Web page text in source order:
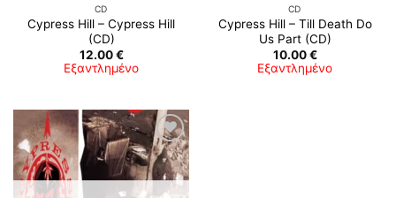
CD
Cypress Hill – Cypress Hill
(CD)
12.00€
Εξαντλημένο
CD
Cypress Hill – Till Death Do
Us Part (CD)
10.00€
Εξαντλημένο
Προσθήκη
στη λίστα
επιθυμιών